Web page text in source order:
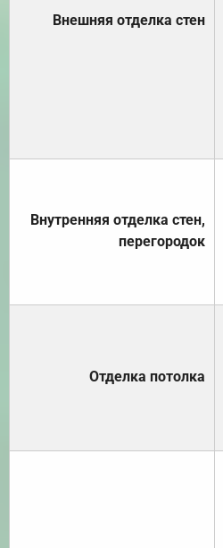
Внешняя отделка стен
Внутренняя отделка стен,
перегородок
Отделка потолка